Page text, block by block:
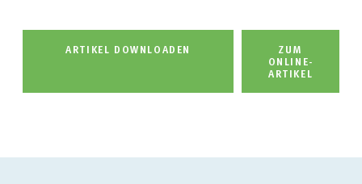
ARTIKEL DOWNLOADEN ZUM
ONLINE-
ARTIKEL